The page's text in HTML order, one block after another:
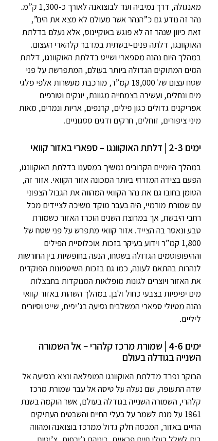
מאנגולה, דרך נמיביה ועד לבוצואנה לאורך כ-1,300 ק”מ.
נהר זה נודע גם כ”הנהר אשר מעולם לא מצא את הים”,
זאת כיוון שנהר זה לא פוגש באוקיינוס, אלא נעלם בדלתת
האוקוונגו, דלתה פנים-יבשתית במדבר קלהארי העצום.
במהלך היום נהנה מספארי ושייט בדלתת האוקוונגו, דלתת
המים המתוקים הגדולה ביותר בעולם, המתפרשת על פני
שטח עצום של 18,000 קמ”ר, מורכבת מעשרות אלפי פלגי
מים ונחלים, ועשירה בצמחייה מגוונת, יונקים וטורפים
אפריקנים גדולים כגון פילים, קרנפים, אריות ונמרים, מאות
מיני ציפורים, זוחלים, חרקים ודגים ססגוניים.
ימים 2-3 | דלתת האוקוונגו – ספארי באזור קוואי
במהלך היומיים הקרובים נמשיך במסענו בדלתת האוקוונגו,
הפעם בצידה המזרחי ביותר המכונה אזור הקוואי. אזור זה,
הטומן בחובו גם את נהר הקוואי המהווה את הגבול הצפוני
עם שמורת מורמיי, היה בעבר מוקד משיכה לציידים מכל
רחבי היבשת, אך במרוצת השנים הוכרז האזור כשמורת
טבע ונאסר בה הצייד. אזור קוואי מתפרש על פני שטח של
1,800 קמ”ר וידוע בעיקר בזכות אוכלוסיית הפילים
וההיפופוטמים הגדולה בשטחו, הנעה בחופשיות בין החורשות
לנהרות בהתאם לעונה, כמו גם בזכות השיטפונות הפוקדים
את האזור ויוצרים לגונות מופלאות המנוקדות בחבצלות
מים יפיפיות בצבעי כחול ולבן. במהלך השהות באזור קוואי
נהנה מטיולי ספארי המשלבים נסיעה בג’יפים, שייט וסיורים
ליליים.
ימים 4-6 | שמורת מרכז קלהרי – אל השמורה
השנייה בגודלה בעולם
הבוקר נפרד מדלתת האוקוונגו המופלאה ונצא בנסיעה אל
שדה התעופה, שם נעלה על טיסה אל עבר שמורת מרכז
קלהרי, השמורה השנייה בגודלה בעולם, אשר הוקמה בשנת
1961 על מנת לשמר על בעלי החיים והשבטים העתיקים
החיים באזור, המכסה חלק גדול ממרכז בוצואנה ומהווה